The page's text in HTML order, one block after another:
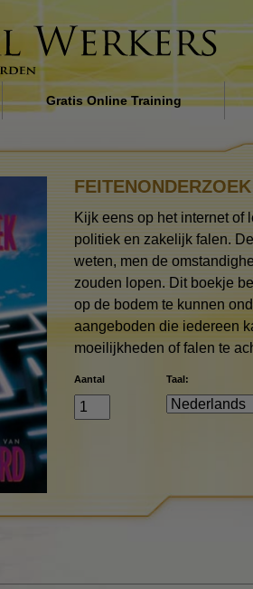
Gratis Online Training
FEITENONDERZOEK
Kijk eens op het internet of
politiek en zakelijk falen.
weten, men de
zouden lopen. Dit boekje
op de bodem te kunnen
aangeboden die iedereen
moeilijkheden of falen te
Aantal Taal: